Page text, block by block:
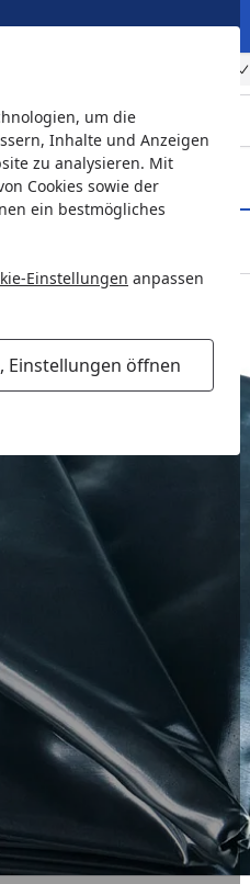
um die
Inhalte und Anzeigen
zu analysieren. Mit
Cookies sowie der
ein bestmögliches
Einstellungen anpassen
Einstellungen öffnen
00)